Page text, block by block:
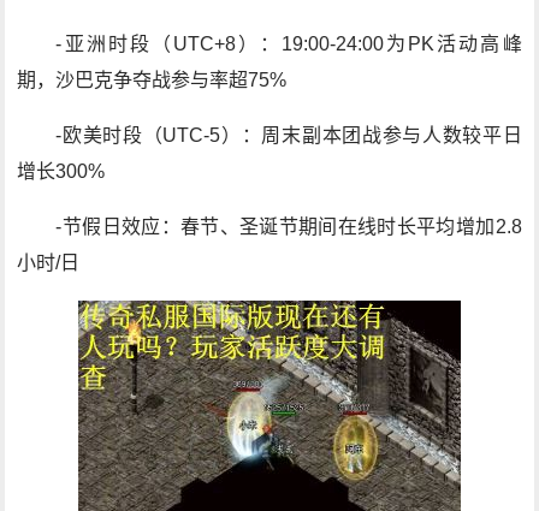
-亚洲时段（UTC+8）：19:00-24:00为PK活动高峰
期，沙巴克争夺战参与率超75%
-欧美时段（UTC-5）：周末副本团战参与人数较平日
增长300%
-节假日效应：春节、圣诞节期间在线时长平均增加2.8
小时/日